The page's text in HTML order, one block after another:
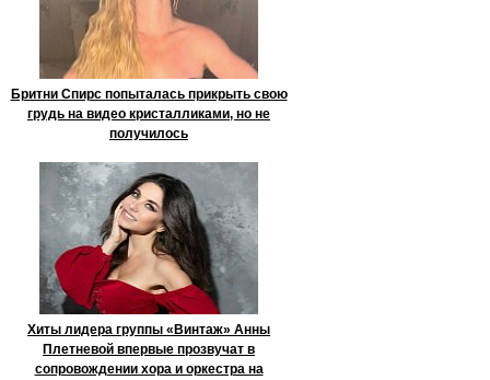
Бритни Спирс попыталась прикрыть свою
грудь на видео кристалликами, но не
получилось
Хиты лидера группы «Винтаж» Анны
Плетневой впервые прозвучат в
сопровождении хора и оркестра на